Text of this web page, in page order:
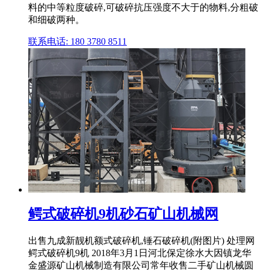
料的中等粒度破碎,可破碎抗压强度不大于的物料,分粗破
和细破两种。
联系电话: 180 3780 8511
鳄式破碎机9机砂石矿山机械网
出售九成新靓机额式破碎机,锤石破碎机(附图片) 处理网
鳄式破碎机9机 2018年3月1日河北保定徐水大因镇龙华
金盛源矿山机械制造有限公司常年收售二手矿山机械圆